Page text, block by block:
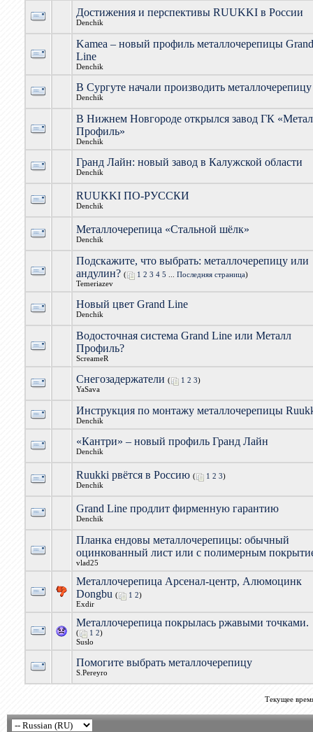
Достижения и перспективы RUUKKI в России
Denchik
Kamea – новый профиль металлочерепицы Grand
Line
Denchik
В Сургуте начали производить металлочерепицу
Denchik
В Нижнем Новгороде открылся завод ГК
Профиль»
Denchik
Гранд Лайн: новый завод в Калужской области
Denchik
RUUKKI ПО-РУССКИ
Denchik
Металлочерепица «Стальной шёлк»
Denchik
Подскажите, что выбрать: металлочерепицу или
андулин? ( 1 2 3 4 5 Последняя страница)
Temeriazev
Новый цвет Grand Line
Denchik
Водосточная система Grand Line или Металл
Профиль?
ScreameR
Снегозадержатели ( 1 2 3)
YaSava
Инструкция по монтажу металлочерепицы
Denchik
«Кантри» – новый профиль Гранд Лайн
Denchik
Ruukki рвётся в Россию ( 1 2 3)
Denchik
Grand Line продлит фирменную гарантию
Denchik
Планка ендовы металлочерепицы: обычный
оцинкованный лист или с полимерным
vlad25
Металлочерепица Арсенал-центр, Алюмоцинк
Dongbu ( 1 2)
Exdir
Металлочерепица покрылась ржавыми точками.
( 1 2)
Suslo
Помогите выбрать металлочерепицу
S.Pereyro
Текущее